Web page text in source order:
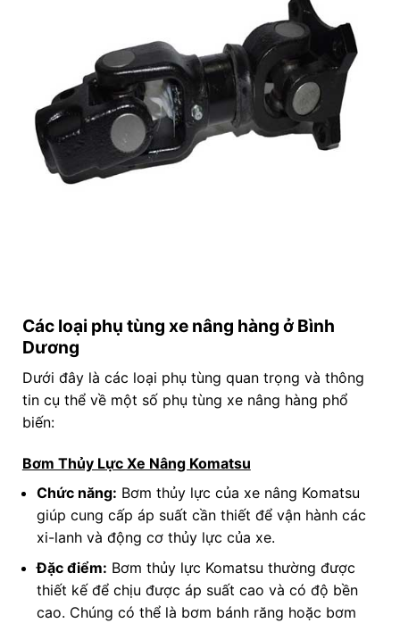
Các loại phụ tùng xe nâng hàng ở Bình
Dương
Dưới đây là các loại phụ tùng quan trọng và thông
tin cụ thể về một số phụ tùng xe nâng hàng phổ
biến:
Bơm Thủy Lực Xe Nâng Komatsu
Chức năng: Bơm thủy lực của xe nâng Komatsu
giúp cung cấp áp suất cần thiết để vận hành các
xi-lanh và động cơ thủy lực của xe.
Đặc điểm: Bơm thủy lực Komatsu thường được
thiết kế để chịu được áp suất cao và có độ bền
cao. Chúng có thể là bơm bánh răng hoặc bơm